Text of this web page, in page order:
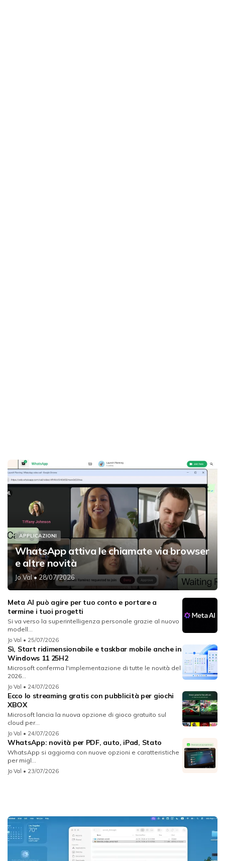
APPLICAZIONI
WhatsApp attiva le chiamate via browser
e altre novità
Jo Val• 28/07/2026
Meta AI può agire per tuo conto e portare a
termine i tuoi progetti
Si va verso la superintelligenza personale grazie al nuovo
modell...
Jo Val • 25/07/2026
Sì, Start ridimensionabile e taskbar mobile anche in
Windows 11 25H2
Microsoft conferma l'implementazione di tutte le novità del
2026...
Jo Val • 24/07/2026
Ecco lo streaming gratis con pubblicità per giochi
XBOX
Microsoft lancia la nuova opzione di gioco gratuito sul
cloud per...
Jo Val • 24/07/2026
WhatsApp: novità per PDF, auto, iPad, Stato
WhatsApp si aggiorna con nuove opzioni e caratteristiche
per migl...
Jo Val • 23/07/2026